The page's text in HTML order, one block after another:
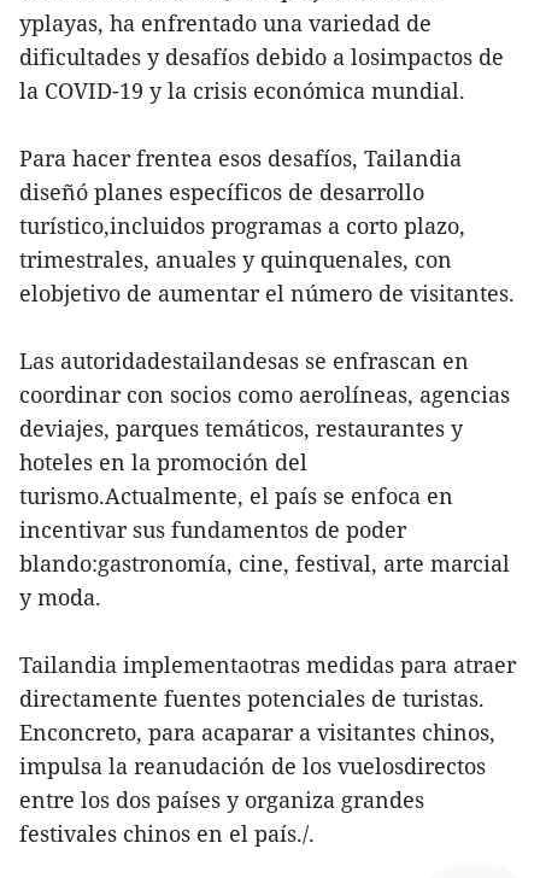
yplayas, ha enfrentado una variedad de
dificultades y desafíos debido a losimpactos de
la COVID-19 y la crisis económica mundial.
Para hacer frentea esos desafíos, Tailandia
diseñó planes específicos de desarrollo
turístico,incluidos programas a corto plazo,
trimestrales, anuales y quinquenales, con
elobjetivo de aumentar el número de visitantes.
Las autoridadestailandesas se enfrascan en
coordinar con socios como aerolíneas, agencias
deviajes, parques temáticos, restaurantes y
hoteles en la promoción del
turismo.Actualmente, el país se enfoca en
incentivar sus fundamentos de poder
blando:gastronomía, cine, festival, arte marcial
y moda.
Tailandia implementaotras medidas para atraer
directamente fuentes potenciales de turistas.
Enconcreto, para acaparar a visitantes chinos,
impulsa la reanudación de los vuelosdirectos
entre los dos países y organiza grandes
festivales chinos en el país./.